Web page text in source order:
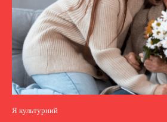
Я культурний